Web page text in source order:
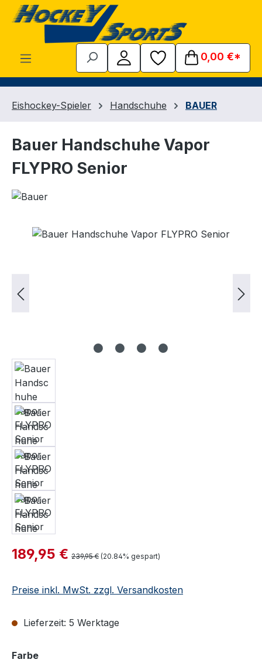
Zum Hauptinhalt springen
0,00 €*
Eishockey-Spieler Handschuhe BAUER
Bauer Handschuhe Vapor
FLYPRO Senior
Bildergalerie überspringen
Verkaufspreis:
189,95 € Regulärer Preis:
239,95 € (20.84% gespart)
Preise inkl. MwSt. zzgl. Versandkosten
Lieferzeit: 5 Werktage
Farbeauswählen